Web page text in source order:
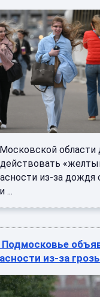
области
из-за дождя
...
Подмосковье
из-за